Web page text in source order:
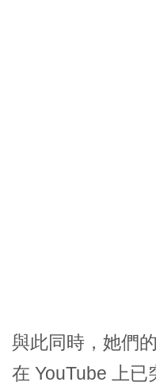
與此同時，她們
在 YouTube 上已